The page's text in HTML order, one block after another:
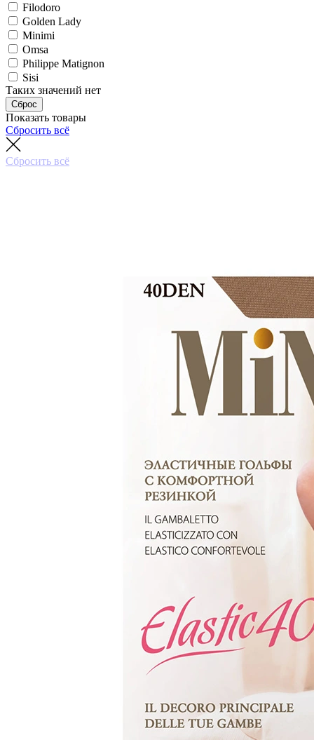
Filodoro
Golden Lady
Minimi
Omsa
Philippe Matignon
Sisi
Таких значений нет
Сброс
Показать товары
Сбросить всё
Сбросить всё